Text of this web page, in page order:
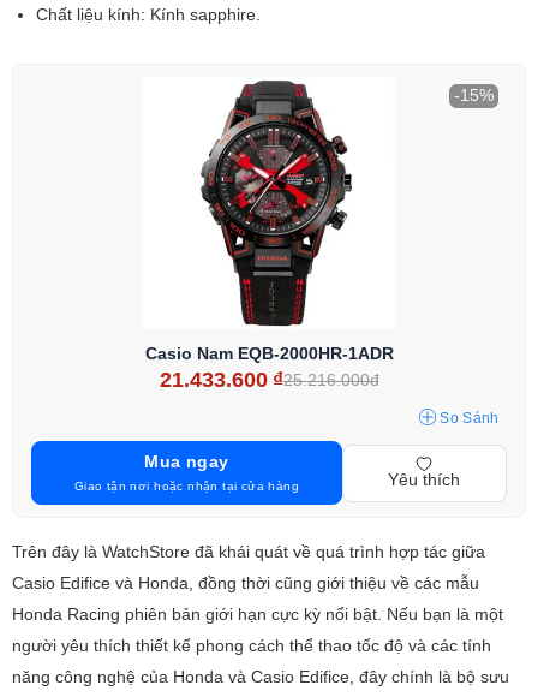
Chất liệu kính: Kính sapphire.
-15%
Casio Nam EQB-2000HR-1ADR
21.433.600 ₫25.216.000đ
So Sánh
Mua ngay
Giao tận nơi hoặc nhận tại cửa hàng Yêu thích
Trên đây là WatchStore đã khái quát về quá trình hợp tác giữa
Casio Edifice và Honda, đồng thời cũng giới thiệu về các mẫu
Honda Racing phiên bản giới hạn cực kỳ nổi bật. Nếu bạn là một
người yêu thích thiết kế phong cách thể thao tốc độ và các tính
năng công nghệ của Honda và Casio Edifice, đây chính là bộ sưu